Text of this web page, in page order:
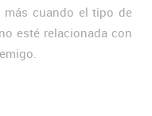
más cuando el tipo de
esté relacionada con